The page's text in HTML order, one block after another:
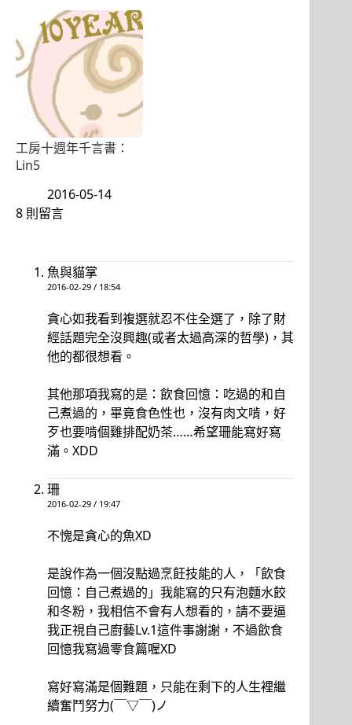
工房十週年千言書：
Lin5
2016-05-14
8 則留言
魚與貓掌
2016-02-29 / 18:54
貪心如我看到複選就忍不住全選了，除了財
經話題完全沒興趣(或者太過高深的哲學)，其
他的都很想看。
其他那項我寫的是：飲食回憶：吃過的和自
己煮過的，畢竟食色性也，沒有肉文啃，好
歹也要啃個雞排配奶茶……希望珊能寫好寫
滿。XDD
珊
2016-02-29 / 19:47
不愧是貪心的魚XD
是說作為一個沒點過烹飪技能的人，「飲食
回憶：自己煮過的」我能寫的只有泡麵水餃
和冬粉，我相信不會有人想看的，請不要逼
我正視自己廚藝Lv.1這件事謝謝，不過飲食
回憶我寫過零食篇喔XD
寫好寫滿是個難題，只能在剩下的人生裡繼
續奮鬥努力(￣▽￣)ノ